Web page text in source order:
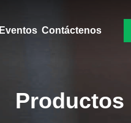
Eventos Contáctenos
Productos